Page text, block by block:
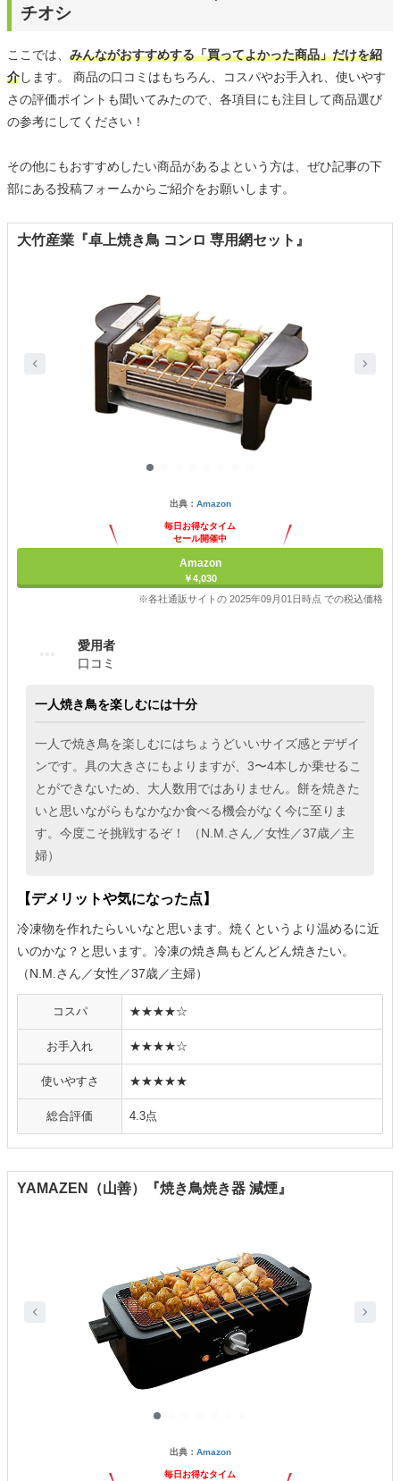
チオシ
ここでは、 みんながおすすめする「買ってよかった商品」だけを紹
介します。 商品の口コミはもちろん、コスパやお手入れ、使いやす
さの評価ポイントも聞いてみたので、各項目にも注目して商品選び
の参考にしてください！
その他にもおすすめしたい商品があるよという方は、ぜひ記事の下
部にある投稿フォームからご紹介をお願いします。
大竹産業『卓上焼き鳥 コンロ 専用網セット』
出典： Amazon
毎日お得なタイム
セール開催中
Amazon
￥4,030
※各社通販サイトの 2025年09月01日時点 での税込価格
愛用者
口コミ
一人焼き鳥を楽しむには十分
一人で焼き鳥を楽しむにはちょうどいいサイズ感とデザイ
ンです。具の大きさにもよりますが、3〜4本しか乗せるこ
とができないため、大人数用ではありません。餅を焼きた
いと思いながらもなかなか食べる機会がなく今に至りま
す。今度こそ挑戦するぞ！ （N.M.さん／女性／37歳／主
婦）
【デメリットや気になった点】
冷凍物を作れたらいいなと思います。焼くというより温めるに近
いのかな？と思います。冷凍の焼き鳥もどんどん焼きたい。
（N.M.さん／女性／37歳／主婦）
コスパ ★★★★☆
お手入れ ★★★★☆
使いやすさ ★★★★★
総合評価 4.3点
YAMAZEN（山善）『焼き鳥焼き器 減煙』
出典： Amazon
毎日お得なタイム